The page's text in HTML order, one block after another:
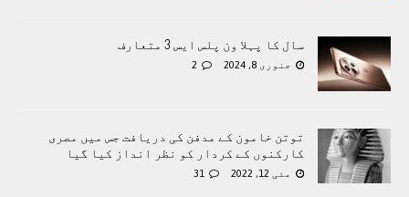
سال کا پہلا ون پلس ایس 3 متعارف
جنوری 8, 2024 2
توتن خامون کے مدفن کی دریافت جس میں مصری
کارکنوں کے کردار کو نظر انداز کیا گیا
مئی 12, 2022 31